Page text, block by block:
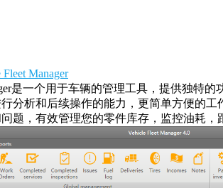
Fleet Manager
是一个用于车辆的管理工具，提供独特
分析和后续操作的能力，更简单方便的
题，有效管理您的零件库存，监控油耗